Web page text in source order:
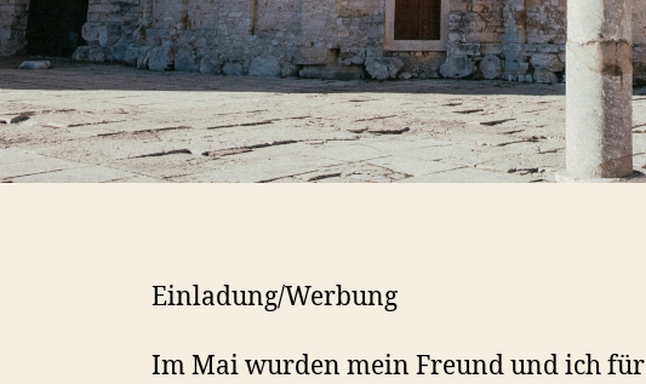
Einladung/Werbung
Im Mai wurden mein Freund und ich für